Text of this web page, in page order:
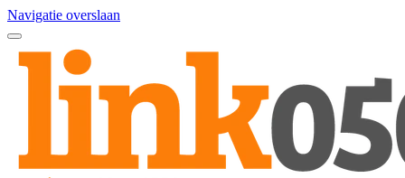
Navigatie overslaan